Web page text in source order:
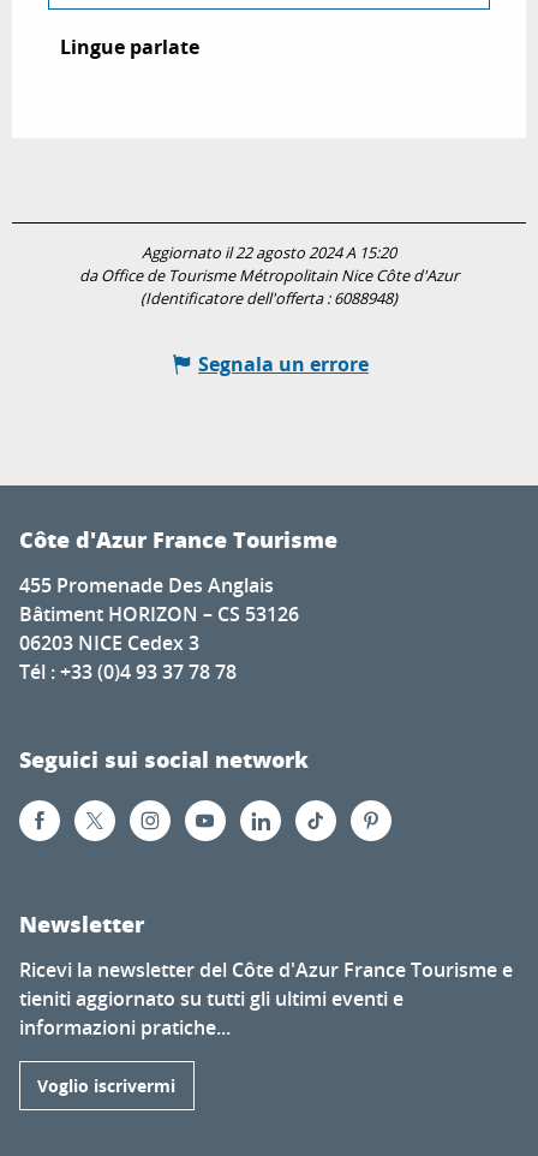
Lingue parlate
Lingue parlate
Aggiornato il 22 agosto 2024 A 15:20
da Office de Tourisme Métropolitain Nice Côte d'Azur
(Identificatore dell'offerta :6088948)
Segnala un errore
Côte d'Azur France Tourisme
455 Promenade Des Anglais
Bâtiment HORIZON – CS 53126
06203 NICE Cedex 3
Tél : +33 (0)4 93 37 78 78
Seguici sui social network
Newsletter
Ricevi la newsletter del Côte d'Azur France Tourisme e
tieniti aggiornato su tutti gli ultimi eventi e
informazioni pratiche...
Voglio iscrivermi